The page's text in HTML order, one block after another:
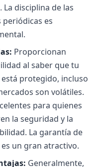
La disciplina de las
periódicas es
Proporcionan
al saber que tu
protegido, incluso
son volátiles.
para quienes
la seguridad y la
La garantía de
un gran atractivo.
Generalmente,